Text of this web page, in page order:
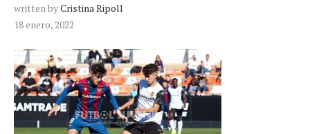
written byCristina Ripoll
18 enero, 2022